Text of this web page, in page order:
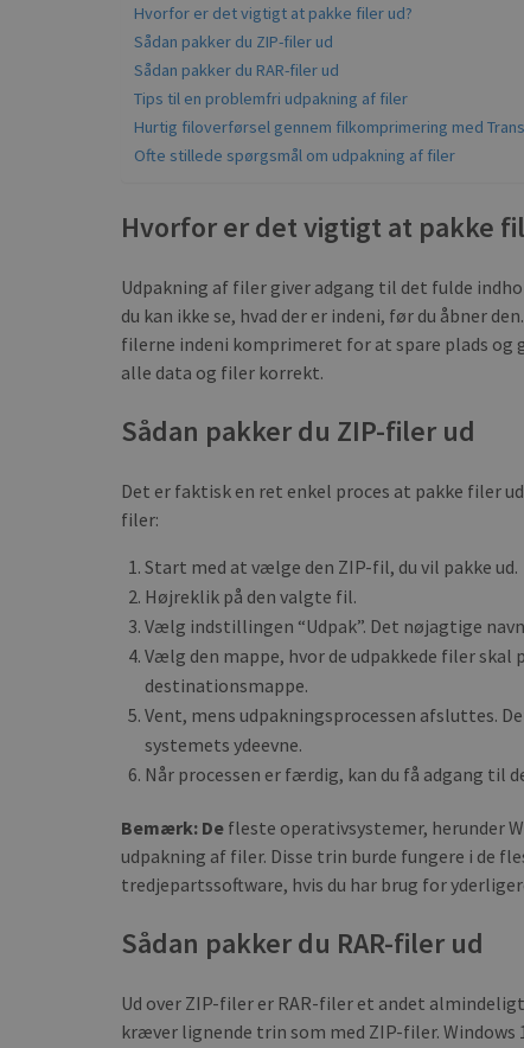
Hvorfor er det vigtigt at pakke filer ud?
Sådan pakker du ZIP-filer ud
Sådan pakker du RAR-filer ud
Tips til en problemfri udpakning af filer
Hurtig filoverførsel gennem filkomprimering med
Ofte stillede spørgsmål om udpakning af filer
Hvorfor er det vigtigt at pakke
Udpakning af filer giver adgang til det fulde
du kan ikke se, hvad der er indeni, før du åbner
filerne indeni komprimeret for at spare plads og
alle data og filer korrekt.
Sådan pakker du ZIP-filer ud
Det er faktisk en ret enkel proces at pakke filer
filer:
Start med at vælge den ZIP-fil, du vil pakke ud.
Højreklik på den valgte fil.
Vælg indstillingen “Udpak”. Det nøjagtige
Vælg den mappe, hvor de udpakkede filer
destinationsmappe.
Vent, mens udpakningsprocessen afsluttes.
systemets ydeevne.
Når processen er færdig, kan du få adgang til
Bemærk: De fleste operativsystemer, herunder
udpakning af filer. Disse trin burde fungere i de
tredjepartssoftware, hvis du har brug for
Sådan pakker du RAR-filer ud
Ud over ZIP-filer er RAR-filer et andet
kræver lignende trin som med ZIP-filer.